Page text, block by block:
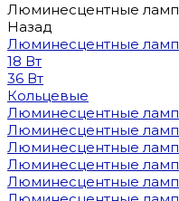
Люминесцентные
Назад
Люминесцентные
18 Вт
36 Вт
Кольцевые
Люминесцентные
Люминесцентные
Люминесцентные
Люминесцентные
Люминесцентные